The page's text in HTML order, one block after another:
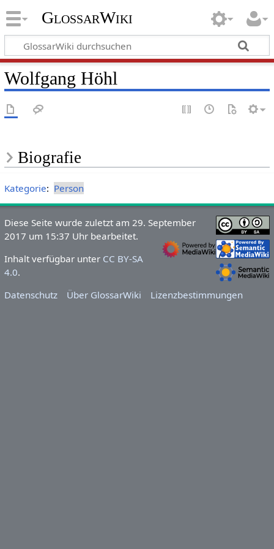
GlossarWiki
Wolfgang Höhl
Biografie
Kategorie: Person
Diese Seite wurde zuletzt am 29. September
2017 um 15:37 Uhr bearbeitet.
Inhalt verfügbar unter CC BY-SA
4.0.
Datenschutz
Über GlossarWiki Lizenzbestimmungen